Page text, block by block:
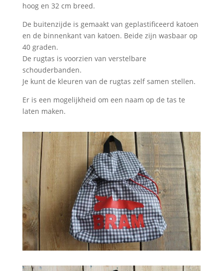
hoog en 32 cm breed.
De buitenzijde is gemaakt van geplastificeerd katoen
en de binnenkant van katoen. Beide zijn wasbaar op
40 graden.
De rugtas is voorzien van verstelbare
schouderbanden.
Je kunt de kleuren van de rugtas zelf samen stellen.
Er is een mogelijkheid om een naam op de tas te
laten maken.